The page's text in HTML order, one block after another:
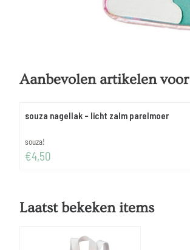
Aanbevolen artikelen voor
souza nagellak - licht zalm parelmoer
Merk:
souza!
Prijs: 4,50
€4,50
Laatst bekeken items